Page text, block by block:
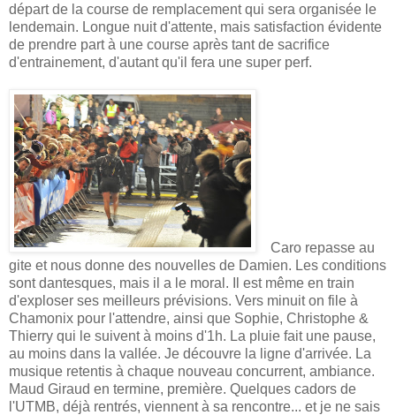
départ de la course de remplacement qui sera organisée le
lendemain. Longue nuit d'attente, mais satisfaction évidente
de prendre part à une course après tant de sacrifice
d'entrainement, d'autant qu'il fera une super perf.
Caro repasse au
gite et nous donne des nouvelles de Damien. Les conditions
sont dantesques, mais il a le moral. Il est même en train
d'exploser ses meilleurs prévisions. Vers minuit on file à
Chamonix pour l'attendre, ainsi que Sophie, Christophe &
Thierry qui le suivent à moins d'1h. La pluie fait une pause,
au moins dans la vallée. Je découvre la ligne d'arrivée. La
musique retentis à chaque nouveau concurrent, ambiance.
Maud Giraud en termine, première. Quelques cadors de
l'UTMB, déjà rentrés, viennent à sa rencontre... et je ne sais